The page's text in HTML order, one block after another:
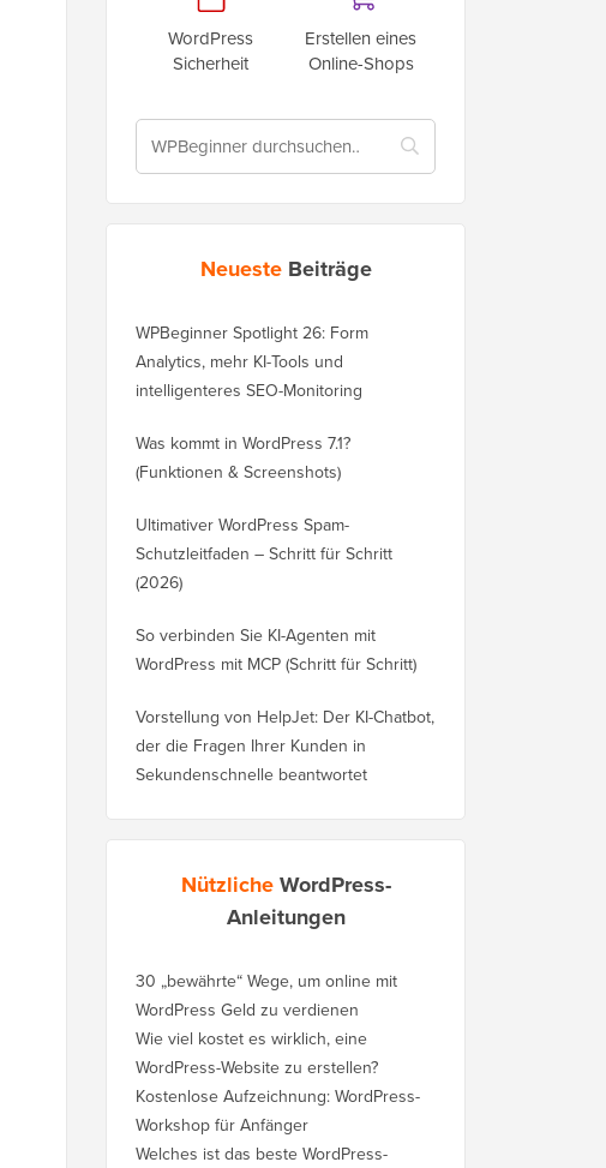
WordPress
Sicherheit
Erstellen eines
Online-Shops
Neueste Beiträge
WPBeginner Spotlight 26: Form
Analytics, mehr KI-Tools und
intelligenteres SEO-Monitoring
Was kommt in WordPress 7.1?
(Funktionen & Screenshots)
Ultimativer WordPress Spam-
Schutzleitfaden – Schritt für Schritt
(2026)
So verbinden Sie KI-Agenten mit
WordPress mit MCP (Schritt für Schritt)
Vorstellung von HelpJet: Der KI-Chatbot,
der die Fragen Ihrer Kunden in
Sekundenschnelle beantwortet
NützlicheWordPress-
Anleitungen
30 „bewährte“ Wege, um online mit
WordPress Geld zu verdienen
Wie viel kostet es wirklich, eine
WordPress-Website zu erstellen?
Kostenlose Aufzeichnung: WordPress-
Workshop für Anfänger
Welches ist das beste WordPress-